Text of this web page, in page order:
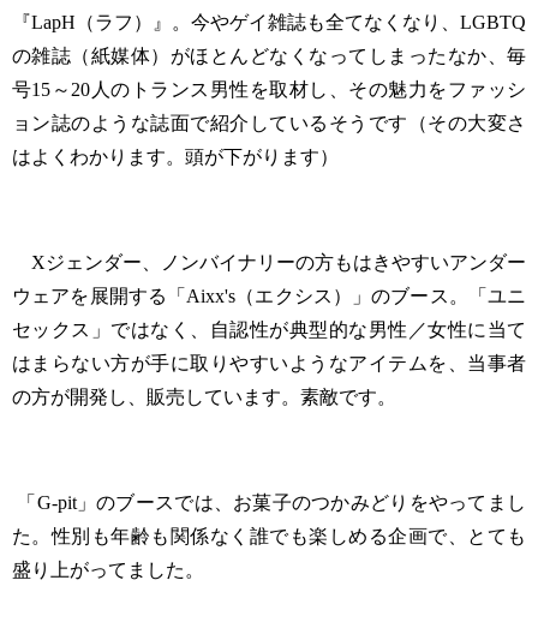
『LapH（ラフ）』。今やゲイ雑誌も全てなくなり、LGBTQ
の雑誌（紙媒体）がほとんどなくなってしまったなか、毎
号15～20人のトランス男性を取材し、その魅力をファッシ
ョン誌のような誌面で紹介しているそうです（その大変さ
はよくわかります。頭が下がります）
Xジェンダー、ノンバイナリーの方もはきやすいアンダー
ウェアを展開する「Aixx's（エクシス）」のブース。「ユニ
セックス」ではなく、自認性が典型的な男性／女性に当て
はまらない方が手に取りやすいようなアイテムを、当事者
の方が開発し、販売しています。素敵です。
「G-pit」のブースでは、お菓子のつかみどりをやってまし
た。性別も年齢も関係なく誰でも楽しめる企画で、とても
盛り上がってました。